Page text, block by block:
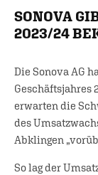
SONOVA
2023/24
Die Sonova AG
Geschäftsjahres
erwarten die
des
Abklingen
So lag der